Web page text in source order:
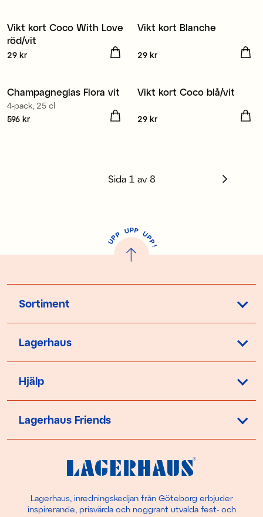
Nyhet
Vikt kort Coco With Love
röd/vit
Pris:
29 kr
Nyhet
Vikt kort Blanche
Pris:
29 kr
Champagneglas Flora vit
4-pack, 25 cl
Pris :596 kr
596 kr
Nyhet
Vikt kort Coco blå/vit
Pris:
29 kr
Sida 1 av 8
U
P
P UPP UP
P
!
Sortiment
Lagerhaus
Hjälp
Lagerhaus Friends
Lagerhaus, inredningskedjan från Göteborg erbjuder
inspirerande, prisvärda och noggrant utvalda fest- och